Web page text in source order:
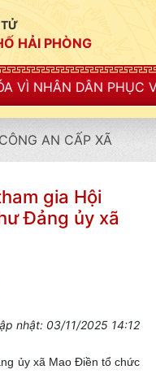
TỬ
HẢI PHÒNG
VỤ"
AN CẤP XÃ
gia Hội
Đảng ủy xã
nhật: 03/11/2025 14:12
ủy xã Mao Điền tổ chức